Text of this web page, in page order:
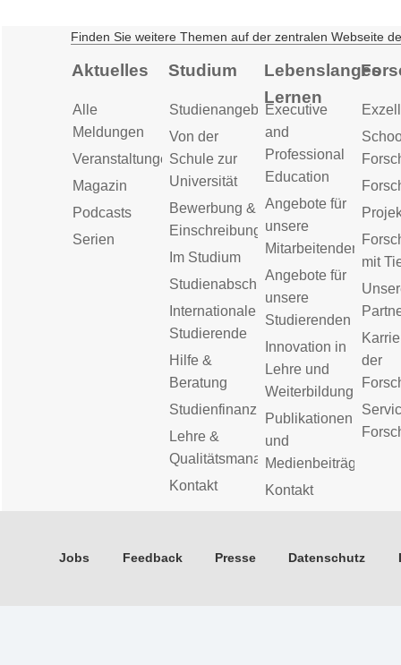
Finden Sie weitere Themen auf der zentralen Webseite
Aktuelles
Alle
Meldungen
Veranstaltungen
Magazin
Podcasts
Serien
Studium
Studienangebot
Von der
Schule zur
Universität
Bewerbung &
Einschreibung
Im Studium
Studienabschluss
Internationale
Studierende
Hilfe &
Beratung
Studienfinanzierung
Lehre &
Qualitätsmanagement
Kontakt
Lebenslanges
Lernen
Executive
and
Professional
Education
Angebote für
unsere
Mitarbeitenden
Angebote für
unsere
Studierenden
Innovation in
Lehre und
Weiterbildung
Publikationen
und
Medienbeiträge
Kontakt
mit
der
Jobs Feedback Presse Datenschutz